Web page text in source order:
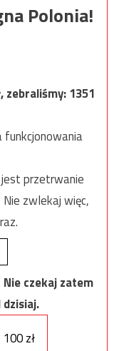
Polonia!
zebraliśmy:1351
przetrwanie
zwlekaj więc,
czekaj zatem
100 zł